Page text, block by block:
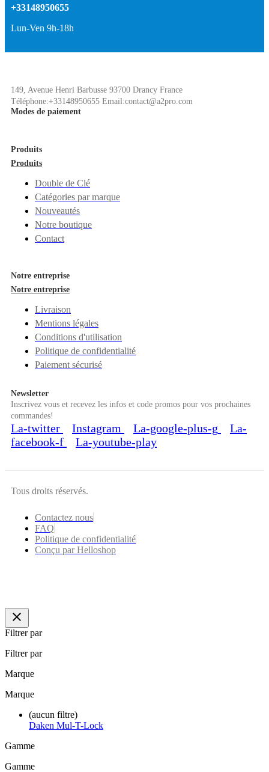
+33148950655
Lun-Ven 9h-18h
149, Avenue Henri Barbusse 93700 Drancy France
Téléphone:+33148950655 Email:contact@a2pro.com
Modes de paiement
Produits
Produits
Double de Clé
Catégories par marque
Nouveautés
Notre boutique
Contact
Notre entreprise
Notre entreprise
Livraison
Mentions légales
Conditions d'utilisation
Politique de confidentialité
Paiement sécurisé
Newsletter
Inscrivez vous et recevez les infos et code promos pour vos prochaines
commandes!
La-twitter Instagram La-google-plus-g
La-
facebook-f
La-youtube-play
Tous droits réservés.
Contactez nous
FAQ
Politique de confidentialité
Conçu par Helloshop
close
Filtrer par
Filtrer par
Marque
Marque
(aucun filtre)
Daken Mul-T-Lock
Gamme
Gamme